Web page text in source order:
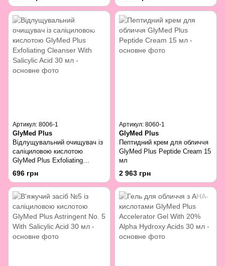
Артикул: 8006-1
GlyMed Plus
Відлущувальний очищувач із
саліциловою кислотою
GlyMed Plus Exfoliating
Cleanser With Salicylic Acid 30
696 грн
Артикул: 8060-1
GlyMed Plus
Пептидний крем для обличчя
GlyMed Plus Peptide Cream 15
мл
2 963 грн